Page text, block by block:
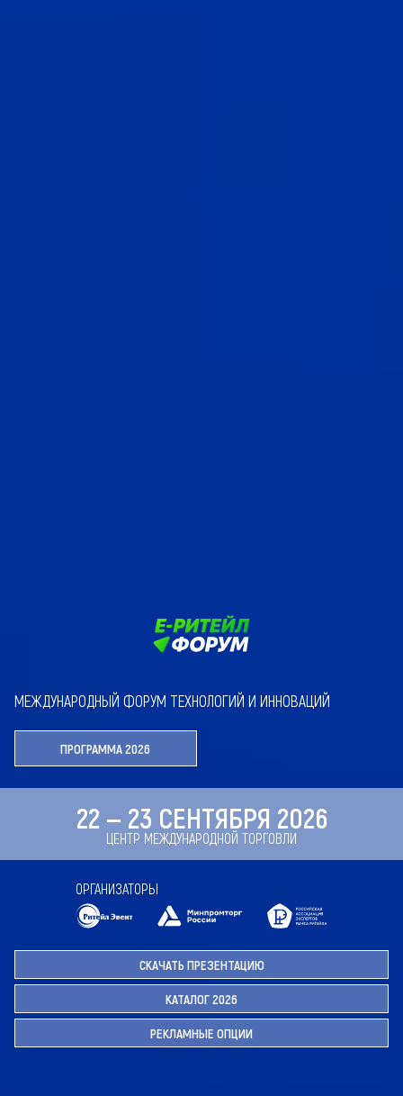
МЕЖДУНАРОДНЫЙ ФОРУМ ТЕХНОЛОГИЙ И ИННОВАЦИЙ
ПРОГРАММА 2026
22 — 23 СЕНТЯБРЯ 2026
ЦЕНТР МЕЖДУНАРОДНОЙ ТОРГОВЛИ
ОРГАНИЗАТОРЫ
СКАЧАТЬ ПРЕЗЕНТАЦИЮ
КАТАЛОГ 2026
РЕКЛАМНЫЕ ОПЦИИ